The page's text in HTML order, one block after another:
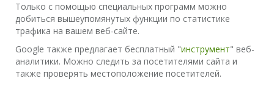
Только с помощью специальных программ можно
добиться вышеупомянутых функции по статистике
трафика на вашем веб-сайте.
Google также предлагает бесплатный "инструмент" веб-
аналитики. Можно следить за посетителями сайта и
также проверять местоположение посетителей.